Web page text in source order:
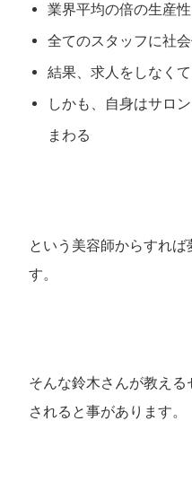
業界平均の倍の生産
全てのスタッフに社
結果、求人をしなく
しかも、自身はサロ
まわる
という美容師からすれ
す。
そんな鈴木さんが教え
されると事があります。